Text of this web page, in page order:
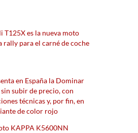
T125X es la nueva moto
rally para el carné de coche
en España la Dominar
subir de precio, con
técnicas y, por fin, en
de color rojo
KAPPA K5600NN